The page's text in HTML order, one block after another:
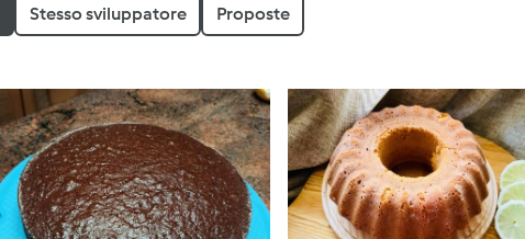
Stesso sviluppatore Proposte